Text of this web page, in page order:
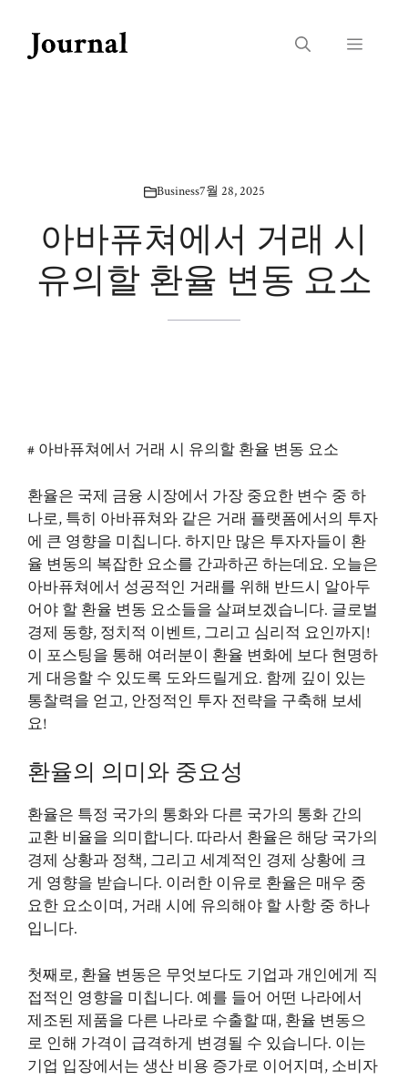
content
Menu
Business7월 28, 2025
아바퓨쳐에서 거래 시
유의할 환율 변동 요소
# 아바퓨쳐에서 거래 시 유의할 환율 변동 요소
환율은 국제 금융 시장에서 가장 중요한 변수 중 하
나로, 특히 아바퓨쳐와 같은 거래 플랫폼에서의 투자
에 큰 영향을 미칩니다. 하지만 많은 투자자들이 환
율 변동의 복잡한 요소를 간과하곤 하는데요. 오늘은
아바퓨쳐에서 성공적인 거래를 위해 반드시 알아두
어야 할 환율 변동 요소들을 살펴보겠습니다. 글로벌
경제 동향, 정치적 이벤트, 그리고 심리적 요인까지!
이 포스팅을 통해 여러분이 환율 변화에 보다 현명하
게 대응할 수 있도록 도와드릴게요. 함께 깊이 있는
통찰력을 얻고, 안정적인 투자 전략을 구축해 보세
요!
환율의 의미와 중요성
환율은 특정 국가의 통화와 다른 국가의 통화 간의
교환 비율을 의미합니다. 따라서 환율은 해당 국가의
경제 상황과 정책, 그리고 세계적인 경제 상황에 크
게 영향을 받습니다. 이러한 이유로 환율은 매우 중
요한 요소이며, 거래 시에 유의해야 할 사항 중 하나
입니다.
첫째로, 환율 변동은 무엇보다도 기업과 개인에게 직
접적인 영향을 미칩니다. 예를 들어 어떤 나라에서
제조된 제품을 다른 나라로 수출할 때, 환율 변동으
로 인해 가격이 급격하게 변경될 수 있습니다. 이는
기업 입장에서는 생산 비용 증가로 이어지며, 소비자